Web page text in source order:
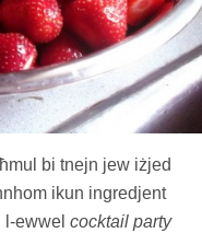
bi tnejn jew iżjed
ikun ingredjent
ewwel cocktail party